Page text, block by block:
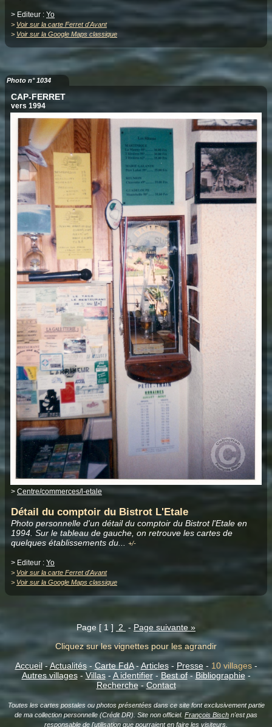
> Editeur : Yo
> Voir sur la carte Ferret d'Avant
> Voir sur la Google Maps classique
Photo n° 1034
CAP-FERRET
vers 1994
> Centre/commerces/l-etale
Détail du comptoir du Bistrot L'Etale
Photo personnelle d'un détail du comptoir du Bistrot l'Etale en
1994. Sur le tableau de gauche, on retrouve les cartes de
quelques établissements du
+/-
> Editeur : Yo
> Voir sur la carte Ferret d'Avant
> Voir sur la Google Maps classique
Page [ 1 ] 2 - Page suivante »
Cliquez sur les vignettes pour les agrandir
Accueil-Actualités- Carte FdA-Articles- Presse- 10 villages-
Autres villages- Villas- A identifier- Best of-Bibliographie-
Recherche- Contact
Toutes les cartes postales ou photos présentées dans ce site font exclusivement partie
de ma collection personnelle (Crédit DR). Site non officiel. François Bisch n'est pas
responsable de l'utilisation que pourraient en faire les visiteurs.